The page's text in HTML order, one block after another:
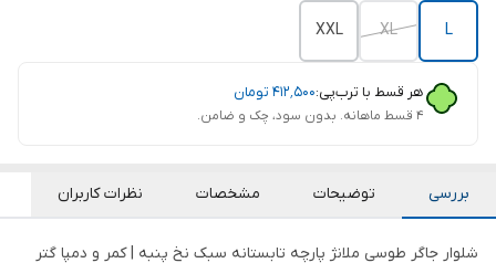
L
XL
XXL
هر قسط با ترب‌پی:۴۱۲٬۵۰۰ تومان
۴ قسط ماهانه. بدون سود، چک و ضامن.
بررسی توضیحات مشخصات نظرات کاربران
شلوار جاگر طوسی ملانژ پارچه تابستانه سبک نخ پنبه | کمر و دمپا گتر